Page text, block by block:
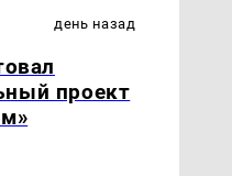
день назад
проект